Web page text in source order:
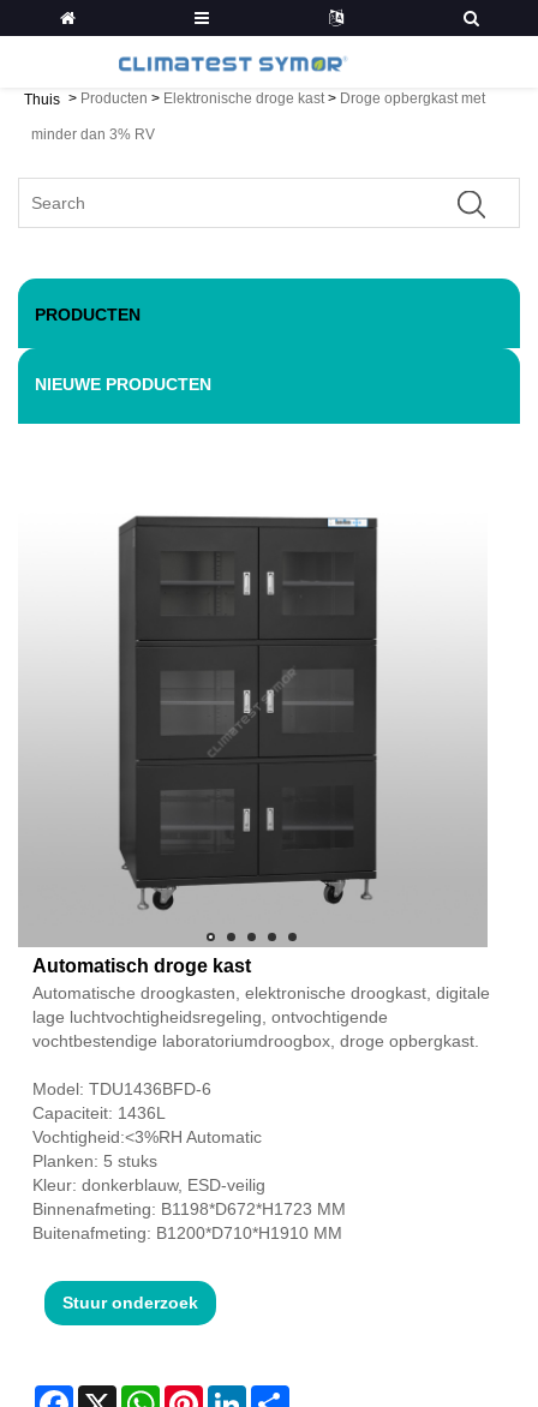
Thuis > Producten > Elektronische droge kast> Droge opbergkast met
minder dan 3% RV
PRODUCTEN
NIEUWE PRODUCTEN
Automatisch droge kast
Automatische droogkasten, elektronische droogkast, digitale
lage luchtvochtigheidsregeling, ontvochtigende
vochtbestendige laboratoriumdroogbox, droge opbergkast.
Model: TDU1436BFD-6
Capaciteit: 1436L
Vochtigheid:<3%RH Automatic
Planken: 5 stuks
Kleur: donkerblauw, ESD-veilig
Binnenafmeting: B1198*D672*H1723 MM
Buitenafmeting: B1200*D710*H1910 MM
Stuur onderzoek
Facebook
X WhatsAppPinterestLinkedIn